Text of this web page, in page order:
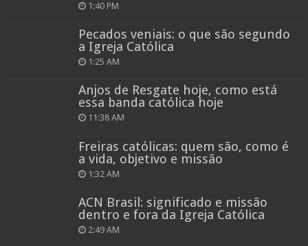
1:40 PM
Pecados veniais: o que são segundo
a Igreja Católica
1:25 AM
Anjos de Resgate hoje, como está
essa banda católica hoje
11:38 AM
Freiras católicas: quem são, como é
a vida, objetivo e missão
1:32 AM
ACN Brasil: significado e missão
dentro e fora da Igreja Católica
2:49 AM